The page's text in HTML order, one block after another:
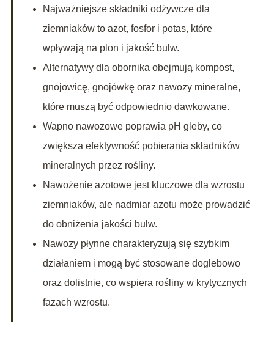
Najważniejsze składniki odżywcze dla
ziemniaków to azot, fosfor i potas, które
wpływają na plon i jakość bulw.
Alternatywy dla obornika obejmują kompost,
gnojowicę, gnojówkę oraz nawozy mineralne,
które muszą być odpowiednio dawkowane.
Wapno nawozowe poprawia pH gleby, co
zwiększa efektywność pobierania składników
mineralnych przez rośliny.
Nawożenie azotowe jest kluczowe dla wzrostu
ziemniaków, ale nadmiar azotu może prowadzić
do obniżenia jakości bulw.
Nawozy płynne charakteryzują się szybkim
działaniem i mogą być stosowane doglebowo
oraz dolistnie, co wspiera rośliny w krytycznych
fazach wzrostu.